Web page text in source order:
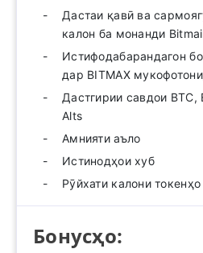
Дастаи қавӣ ва
калон ба монанди
Истифодабарандагон
дар BITMAX
Дастгирии савдои BTC,
Alts
Амнияти аъло
Истинодҳои хуб
Рӯйхати калони
Бонусҳо: